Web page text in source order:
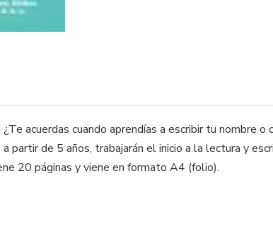
¿Te acuerdas cuando aprendías a escribir tu
partir de 5 años, trabajarán el inicio a la lectura y
20 páginas y viene en formato A4 (folio).